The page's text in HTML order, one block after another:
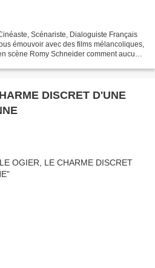
Scénariste, Dialoguiste Français
émouvoir avec des films mélancoliques,
scène Romy Schneider comment aucuns
DISCRET D'UNE